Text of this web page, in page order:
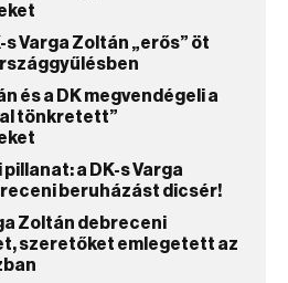
s Varga Zoltán „erős” öt
és a DK megvendégeli a
tönkretett”
a DK-s Varga
beruházást dicsér!
Zoltán debreceni
szeretőket emlegetett az